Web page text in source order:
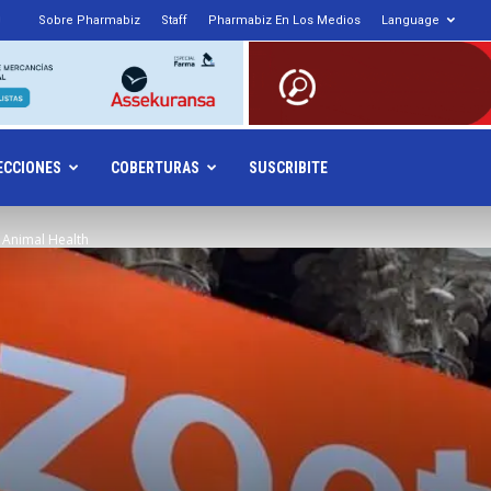
Sobre Pharmabiz Staff Pharmabiz En Los Medios Language
COBERTURAS SUSCRIBITE
Health